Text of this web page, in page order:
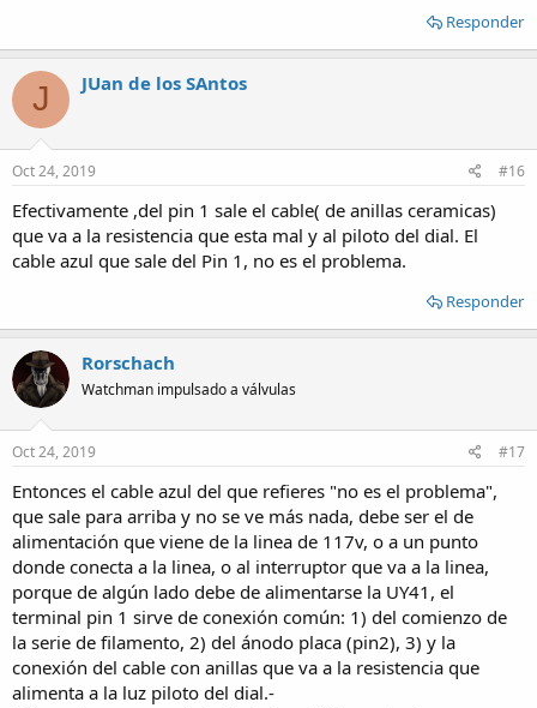
Responder
J JUan de los SAntos
Oct 24, 2019 #16
Efectivamente ,del pin 1 sale el cable( de anillas ceramicas)
que va a la resistencia que esta mal y al piloto del dial. El
cable azul que sale del Pin 1, no es el problema.
Responder
Rorschach
Watchman impulsado a válvulas
Oct 24, 2019 #17
Entonces el cable azul del que refieres "no es el problema",
que sale para arriba y no se ve más nada, debe ser el de
alimentación que viene de la linea de 117v, o a un punto
donde conecta a la linea, o al interruptor que va a la linea,
porque de algún lado debe de alimentarse la UY41, el
terminal pin 1 sirve de conexión común: 1) del comienzo de
la serie de filamento, 2) del ánodo placa (pin2), 3) y la
conexión del cable con anillas que va a la resistencia que
alimenta a la luz piloto del dial.-